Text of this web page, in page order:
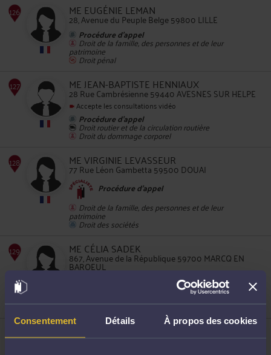
Consentement Détails À propos des cookies
ME EUGÉNIE LEMAN
28, Avenue du Peuple Belge 59800 LILLE
Procédure d'appel
Droit de la famille, des personnes et de leur
patrimoine
Droit pénal
ME JEAN-BAPTISTE HENNIAUX
28 Rue Cambrésienne 59440 AVESNES SUR HELPE
Accepte les consultations vidéo
Procédure d'appel
Droit routier et de la circulation routière
Droit du dommage corporel
128
ME VIRGINIE LEVASSEUR
77 Rue Léon Gambetta 59500 DOUAI
Procédure d'appel
Droit de la famille, des personnes et de leur
patrimoine
Droit des sociétés
ME CÉLIA SADEK
867, Avenue de la République 59700 MARCQ EN
BAROEUL
Droit de la famille, des personnes et de leur
Droit du crédit et de la consommation
176 Avenue de la République 59110 LA MADELEINE